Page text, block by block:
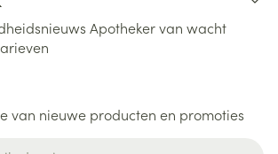
Apotheker van wacht
van nieuwe producten en promoties